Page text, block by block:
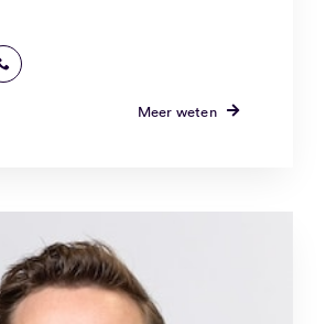
Meer weten